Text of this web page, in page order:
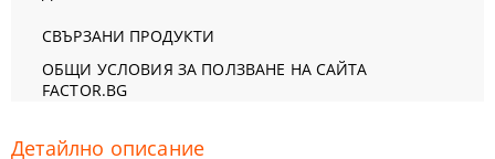
СВЪРЗАНИ ПРОДУКТИ
ОБЩИ УСЛОВИЯ ЗА ПОЛЗВАНЕ НА САЙТА
FACTOR.BG
Детайлно описание